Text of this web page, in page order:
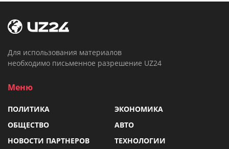
Для использования материалов
необходимо письменное разрешение UZ24
Меню
ПОЛИТИКА
ЭКОНОМИКА
ОБЩЕСТВО
АВТО
НОВОСТИ ПАРТНЕРОВ
ТЕХНОЛОГИИ